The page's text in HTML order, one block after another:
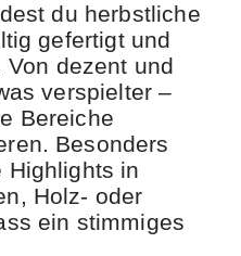
du herbstliche
gefertigt und
dezent und
verspielter –
Bereiche
Besonders
Highlights in
Holz- oder
ein stimmiges